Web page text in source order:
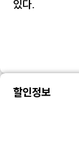
있다.
할인정보